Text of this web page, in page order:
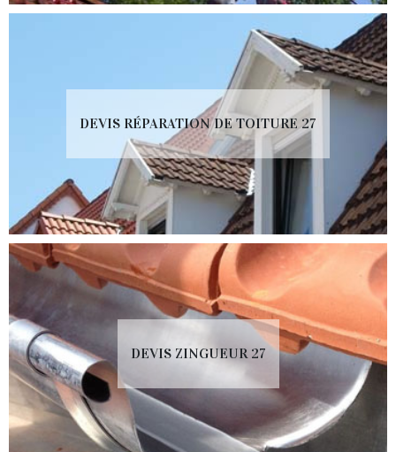
DEVIS RÉPARATION DE TOITURE 27
DEVIS ZINGUEUR 27